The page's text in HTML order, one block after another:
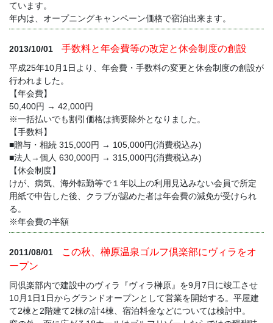
ています。
年内は、オープニングキャンペーン価格で宿泊出来ます。
2013/10/01 手数料と年会費等の改定と休会制度の創設
平成25年10月1日より、年会費・手数料の変更と休会制度の創設が
行われました。
【年会費】
50,400円 → 42,000円
※一括払いでも割引価格は摘要除外となりました。
【手数料】
■贈与・相続 315,000円 → 105,000円(消費税込み)
■法人→個人 630,000円 → 315,000円(消費税込み)
【休会制度】
けが、病気、海外転勤等で１年以上の利用見込みない会員で所定
用紙で申告した後、クラブが認めた者は年会費の減免が受けられ
る。
※年会費の半額
2011/08/01
この秋、榊原温泉ゴルフ倶楽部にヴィラをオ
ープン
同倶楽部内で建設中のヴィラ『ヴィラ榊原』を9月7日に竣工させ
10月1日1日からグランドオープンとして営業を開始する。平屋建
て2棟と2階建て2棟の計4棟、宿泊料金などについては検討中。